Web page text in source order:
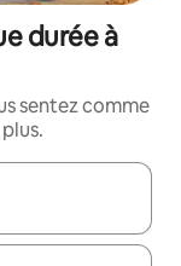
durée à
sentez comme
flèches vers le